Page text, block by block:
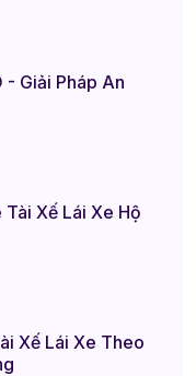
- Giải Pháp An
Xế Lái Xe Hộ
Xế Lái Xe Theo